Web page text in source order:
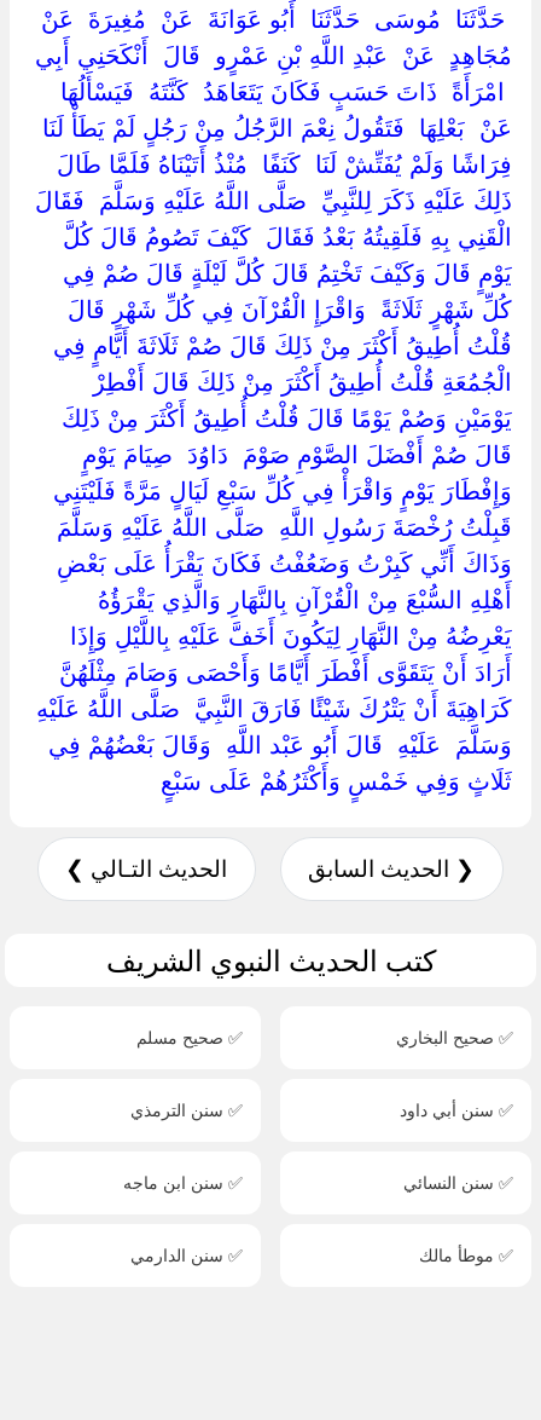
‏ ‏حَدَّثَنَا ‏ ‏مُوسَى ‏ ‏حَدَّثَنَا ‏ ‏أَبُو عَوَانَةَ ‏ ‏عَنْ ‏ ‏مُغِيرَةَ ‏ ‏عَنْ ‏
‏مُجَاهِدٍ ‏ ‏عَنْ ‏ ‏عَبْدِ اللَّهِ بْنِ عَمْرٍو ‏ ‏قَالَ ‏ ‏أَنْكَحَنِي أَبِي
‏ ‏امْرَأَةً ‏ ‏ذَاتَ حَسَبٍ فَكَانَ يَتَعَاهَدُ ‏ ‏كَنَّتَهُ ‏ ‏فَيَسْأَلُهَا
عَنْ ‏ ‏بَعْلِهَا ‏ ‏فَتَقُولُ نِعْمَ الرَّجُلُ مِنْ رَجُلٍ لَمْ يَطَأْ لَنَا
فِرَاشًا وَلَمْ يُفَتِّشْ لَنَا ‏ ‏كَنَفًا ‏ ‏مُنْذُ أَتَيْنَاهُ فَلَمَّا طَالَ
ذَلِكَ عَلَيْهِ ذَكَرَ لِلنَّبِيِّ ‏ ‏صَلَّى اللَّهُ عَلَيْهِ وَسَلَّمَ ‏ ‏فَقَالَ
الْقَنِي بِهِ فَلَقِيتُهُ بَعْدُ فَقَالَ ‏ ‏كَيْفَ تَصُومُ قَالَ كُلَّ
يَوْمٍ قَالَ وَكَيْفَ تَخْتِمُ قَالَ كُلَّ لَيْلَةٍ قَالَ صُمْ فِي
كُلِّ شَهْرٍ ثَلَاثَةً ‏ ‏وَاقْرَإِ الْقُرْآنَ فِي كُلِّ شَهْرٍ قَالَ
قُلْتُ أُطِيقُ أَكْثَرَ مِنْ ذَلِكَ قَالَ صُمْ ثَلَاثَةَ أَيَّامٍ فِي
الْجُمُعَةِ قُلْتُ أُطِيقُ أَكْثَرَ مِنْ ذَلِكَ قَالَ أَفْطِرْ
يَوْمَيْنِ وَصُمْ يَوْمًا قَالَ قُلْتُ أُطِيقُ أَكْثَرَ مِنْ ذَلِكَ
قَالَ صُمْ أَفْضَلَ الصَّوْمِ صَوْمَ ‏ ‏دَاوُدَ ‏ ‏صِيَامَ يَوْمٍ
وَإِفْطَارَ يَوْمٍ وَاقْرَأْ فِي كُلِّ سَبْعِ لَيَالٍ مَرَّةً فَلَيْتَنِي
قَبِلْتُ رُخْصَةَ رَسُولِ اللَّهِ ‏ ‏صَلَّى اللَّهُ عَلَيْهِ وَسَلَّمَ ‏
‏وَذَاكَ أَنِّي كَبِرْتُ وَضَعُفْتُ فَكَانَ يَقْرَأُ عَلَى بَعْضِ
أَهْلِهِ السُّبْعَ مِنْ الْقُرْآنِ بِالنَّهَارِ وَالَّذِي يَقْرَؤُهُ
يَعْرِضُهُ مِنْ النَّهَارِ لِيَكُونَ أَخَفَّ عَلَيْهِ بِاللَّيْلِ وَإِذَا
أَرَادَ أَنْ يَتَقَوَّى أَفْطَرَ أَيَّامًا وَأَحْصَى وَصَامَ مِثْلَهُنَّ
كَرَاهِيَةَ أَنْ يَتْرُكَ شَيْئًا فَارَقَ النَّبِيَّ ‏ ‏صَلَّى اللَّهُ عَلَيْهِ
وَسَلَّمَ ‏ ‏عَلَيْهِ ‏ ‏قَالَ أَبُو عَبْد اللَّهِ ‏ ‏وَقَالَ بَعْضُهُمْ فِي
ثَلَاثٍ وَفِي خَمْسٍ وَأَكْثَرُهُمْ عَلَى سَبْعٍ ‏
❮ الحديث السابق الحديث التـالي ❯
كتب الحديث النبوي الشريف
✅ صحيح البخاري ✅ صحيح مسلم
✅ سنن أبي داود ✅ سنن الترمذي
✅ سنن النسائي ✅ سنن ابن ماجه
✅ موطأ مالك ✅ سنن الدارمي